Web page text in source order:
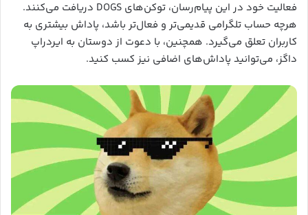
فعالیت خود در این پیام‌رسان، توکن‌های DOGS دریافت می‌کنند.
هرچه حساب تلگرامی قدیمی‌تر و فعال‌تر باشد، پاداش بیشتری به
کاربران تعلق می‌گیرد. همچنین، با دعوت از دوستان به ایردراپ
داگز، می‌توانید پاداش‌های اضافی نیز کسب کنید.